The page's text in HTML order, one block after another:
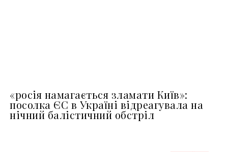
«росія намагається зламати Київ»:
посолка ЄС в Україні відреагувала на
нічний балістичний обстріл